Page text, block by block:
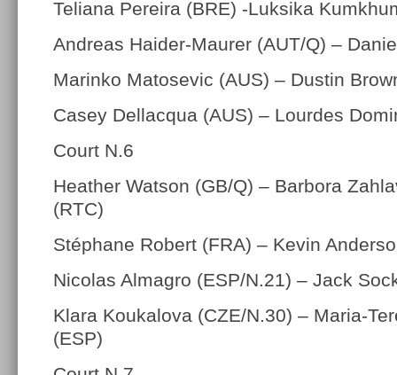
Teliana Pereira (BRE) -Luksika
Andreas Haider-Maurer (AUT/Q) –
Marinko Matosevic (AUS) – Dustin
Casey Dellacqua (AUS) – Lourdes
Court N.6
Heather Watson (GB/Q) – Barbora
(RTC)
Stéphane Robert (FRA) – Kevin
Nicolas Almagro (ESP/N.21) – Jack
Klara Koukalova (CZE/N.30) – Maria-
(ESP)